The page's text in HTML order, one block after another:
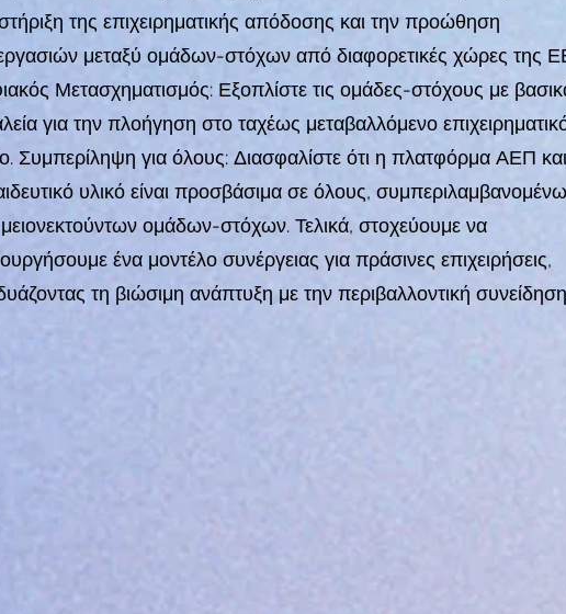
της επιχειρηματικής απόδοσης και την προώθηση
μεταξύ ομάδων-στόχων από διαφορετικές χώρες της
Μετασχηματισμός: Εξοπλίστε τις ομάδες-στόχους με
για την πλοήγηση στο ταχέως μεταβαλλόμενο
Συμπερίληψη για όλους: Διασφαλίστε ότι η πλατφόρμα ΑΕΠ
υλικό είναι προσβάσιμα σε όλους,
ομάδων-στόχων. Τελικά, στοχεύουμε να
ένα μοντέλο συνέργειας για πράσινες επιχειρήσεις,
τη βιώσιμη ανάπτυξη με την περιβαλλοντική